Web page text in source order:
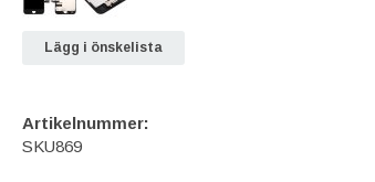
Lägg i önskelista
Artikelnummer:
SKU869